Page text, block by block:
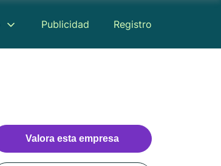
Publicidad Registro
Valora esta empresa